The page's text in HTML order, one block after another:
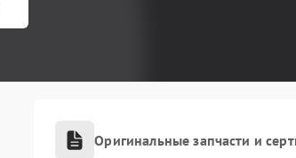
Оригинальные запчасти и